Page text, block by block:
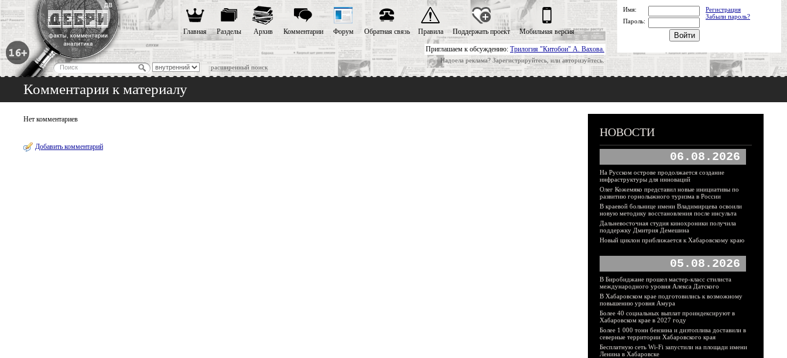
Приглашаем к обсуждению: Трилогия "Китобои" А. Вахова.
Надоела реклама? Зарегистрируйтесь, или авторизуйтесь.
расширенный поиск
Главная Разделы Архив Комментарии Форум Обратная связь Правила Поддержать проект Мобильная версия
Имя:
Регистрация
Забыли пароль?
Пароль:
Комментарии к материалу
Нет комментариев
Добавить комментарий
НОВОСТИ
06.08.2026
На Русском острове продолжается создание
инфраструктуры для инноваций
Олег Кожемяко представил новые инициативы по
развитию горнолыжного туризма в России
В краевой больнице имени Владимирцева освоили
новую методику восстановления после инсульта
Дальневосточная студия кинохроники получила
поддержку Дмитрия Демешина
Новый циклон приближается к Хабаровскому краю
05.08.2026
В Биробиджане прошел мастер-класс стилиста
международного уровня Алекса Датского
В Хабаровском крае подготовились к возможному
повышению уровня Амура
Более 40 социальных выплат проиндексируют в
Хабаровском крае в 2027 году
Более 1 000 тонн бензина и дизтоплива доставили в
северные территории Хабаровского края
Бесплатную сеть Wi-Fi запустили на площади имени
Ленина в Хабаровске